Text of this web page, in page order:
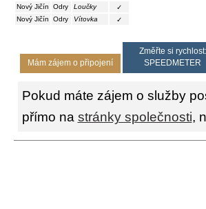
Nový Jičín
Odry Loučky
✓
Nový Jičín
Odry Vítovka ✓
Mám zájem o připojení
Změřte si rychlost:
SPEEDMETER
Pokud máte zájem o služby
přímo na stránky společnosti,